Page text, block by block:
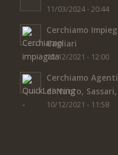
11/03/2024 - 20:44
Cerchiamo
Cagliari
10/12/2021 - 12:00
Cerchiamo
di Nuoro,
10/12/2021 - 11:58